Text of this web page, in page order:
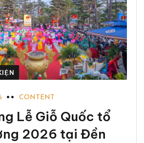
CONTENT
Lễ Giỗ Quốc tổ
2026 tại Đền